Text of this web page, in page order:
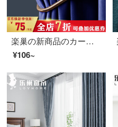
楽巢の新商品のカーテンの完成品は全部遮光して厚いビロードのカーテンカーテンカーテンのカーテンを簡単に北欧風カーテンの寝室のリビングルームにフックしてカスタマイズされたミューズの深海藍0.1 mを撮影します。遮光布を含みます。
¥106~